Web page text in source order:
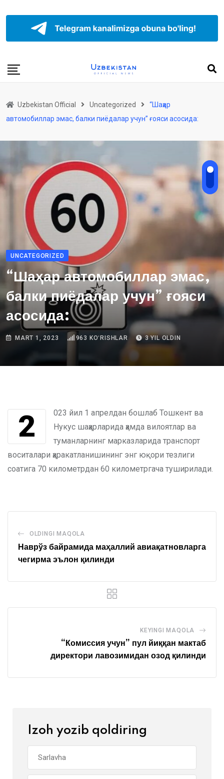
Uzbekistan Official Uncategorized
“Шаҳар
автомобиллар эмас, балки пиёдалар учун” ғояси асосида:
UNCATEGORIZED
“Шаҳар автомобиллар эмас,
балки пиёдалар учун” ғояси
асосида:
MART 1, 2023 963 KOʻRISHLAR 3 YIL OLDIN
2023 йил 1 апрелдан бошлаб Тошкент ва
Нукус шаҳарларида ҳамда вилоятлар ва
туманларнинг марказларида транспорт
воситалари ҳаракатланишининг энг юқори тезлиги
соатига 70 километрдан 60 километргача туширилади.
OLDINGI MAQOLA
Наврўз байрамида маҳаллий авиақатновларга
чегирма эълон қилинди
KEYINGI MAQOLA
“Комиссия учун” пул йиққан мактаб
директори лавозимидан озод қилинди
Izoh yozib qoldiring